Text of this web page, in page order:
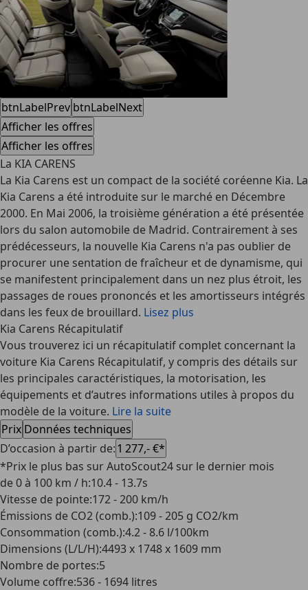
btnLabelPrev btnLabelNext
Afficher les offres
Afficher les offres
La KIA CARENS
La Kia Carens est un compact de la société coréenne Kia. La
Kia Carens a été introduite sur le marché en Décembre
2000. En Mai 2006, la troisième génération a été présentée
lors du salon automobile de Madrid. Contrairement à ses
prédécesseurs, la nouvelle Kia Carens n'a pas oublier de
procurer une sentation de fraîcheur et de dynamisme, qui
se manifestent principalement dans un nez plus étroit, les
passages de roues prononcés et les amortisseurs intégrés
dans les feux de brouillard. Lisez plus
Kia Carens Récapitulatif
Vous trouverez ici un récapitulatif complet concernant la
voiture Kia Carens Récapitulatif, y compris des détails sur
les principales caractéristiques, la motorisation, les
équipements et d’autres informations utiles à propos du
modèle de la voiture. Lire la suite
Prix Données techniques
D’occasion à partir de:1 277,- €*
*Prix le plus bas sur AutoScout24 sur le dernier mois
de 0 à 100 km / h:10.4 - 13.7s
Vitesse de pointe:172 - 200 km/h
Émissions de CO2 (comb.):109 - 205 g CO2/km
Consommation (comb.):4.2 - 8.6 l/100km
Dimensions (L/L/H):4493 x 1748 x 1609 mm
Nombre de portes:5
Volume coffre:536 - 1694 litres